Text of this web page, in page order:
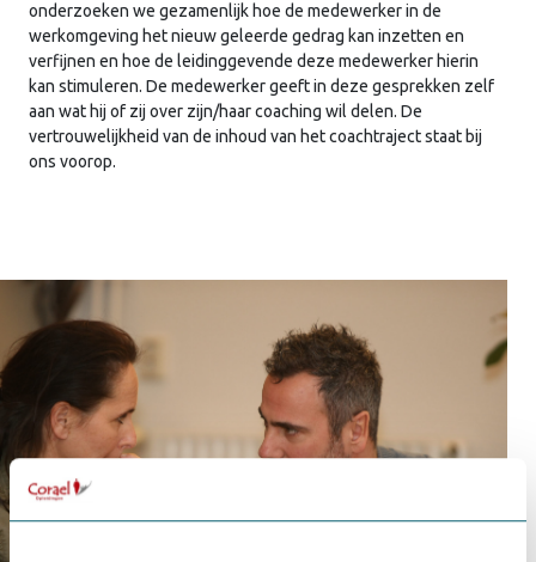
onderzoeken we gezamenlijk hoe de medewerker in de
werkomgeving het nieuw geleerde gedrag kan inzetten en
verfijnen en hoe de leidinggevende deze medewerker hierin
kan stimuleren. De medewerker geeft in deze gesprekken zelf
aan wat hij of zij over zijn/haar coaching wil delen. De
vertrouwelijkheid van de inhoud van het coachtraject staat bij
ons voorop.